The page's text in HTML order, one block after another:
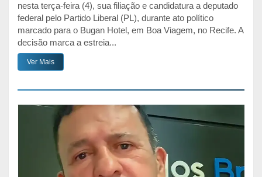
nesta terça-feira (4), sua filiação e candidatura a deputado
federal pelo Partido Liberal (PL), durante ato político
marcado para o Bugan Hotel, em Boa Viagem, no Recife. A
decisão marca a estreia...
Ver Mais